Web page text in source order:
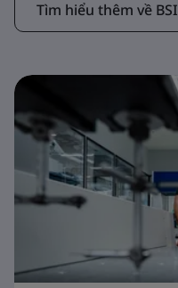
Tìm hiểu thêm về BSI